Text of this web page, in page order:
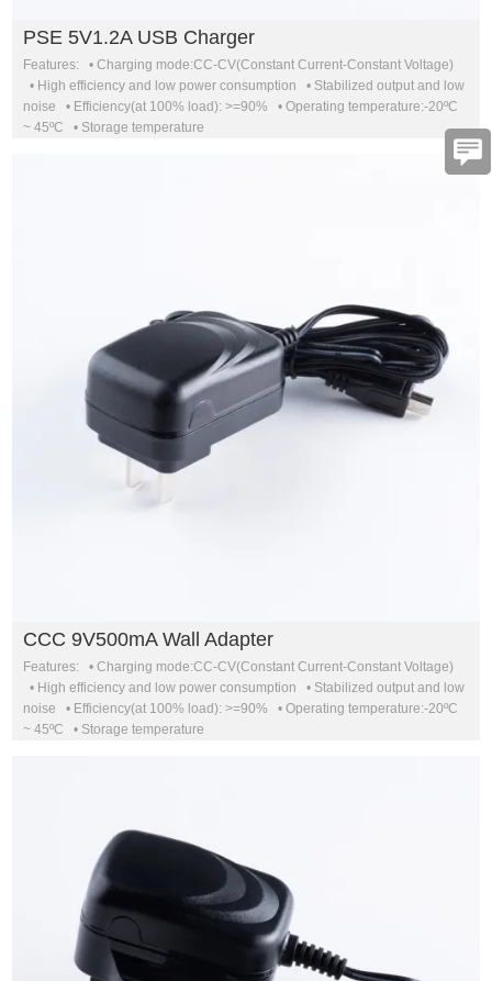
PSE 5V1.2A USB Charger
Features: • Charging mode:CC-CV(Constant Current-Constant Voltage)
• High efficiency and low power consumption • Stabilized output and low
noise • Efficiency(at 100% load): >=90% • Operating temperature:-20ºC
~ 45ºC • Storage temperature
CCC 9V500mA Wall Adapter
Features: • Charging mode:CC-CV(Constant Current-Constant Voltage)
• High efficiency and low power consumption • Stabilized output and low
noise • Efficiency(at 100% load): >=90% • Operating temperature:-20ºC
~ 45ºC • Storage temperature